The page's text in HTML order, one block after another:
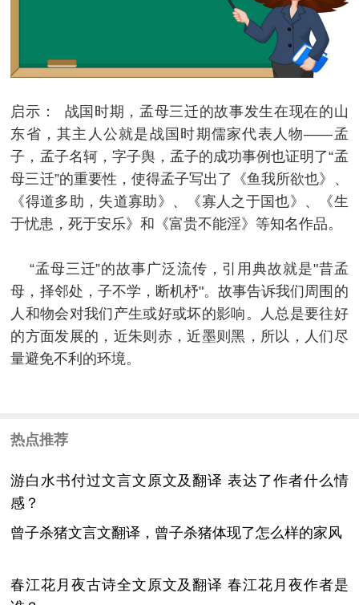
启示： 战国时期，孟母三迁的故事发生在现在的山
东省，其主人公就是战国时期儒家代表人物——孟
子，孟子名轲，字子舆，孟子的成功事例也证明了“孟
母三迁”的重要性，使得孟子写出了《鱼我所欲也》、
《得道多助，失道寡助》、《寡人之于国也》、《生
于忧患，死于安乐》和《富贵不能淫》等知名作品。
“孟母三迁”的故事广泛流传，引用典故就是"昔孟
母，择邻处，子不学，断机杼"。故事告诉我们周围的
人和物会对我们产生或好或坏的影响。人总是要往好
的方面发展的，近朱则赤，近墨则黑，所以，人们尽
量避免不利的环境。
热点推荐
游白水书付过文言文原文及翻译 表达了作者什么情
感？
曾子杀猪文言文翻译，曾子杀猪体现了怎么样的家风
春江花月夜古诗全文原文及翻译 春江花月夜作者是